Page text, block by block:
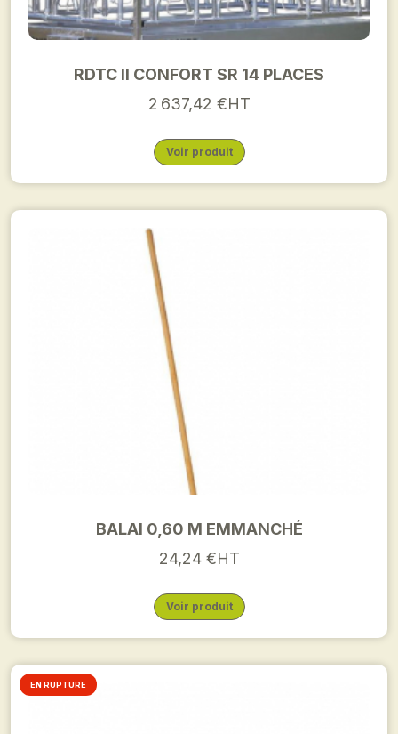
RDTC II CONFORT SR 14 PLACES
2 637,42 €HT
Voir produit
BALAI 0,60 M EMMANCHÉ
24,24 €HT
Voir produit
EN RUPTURE